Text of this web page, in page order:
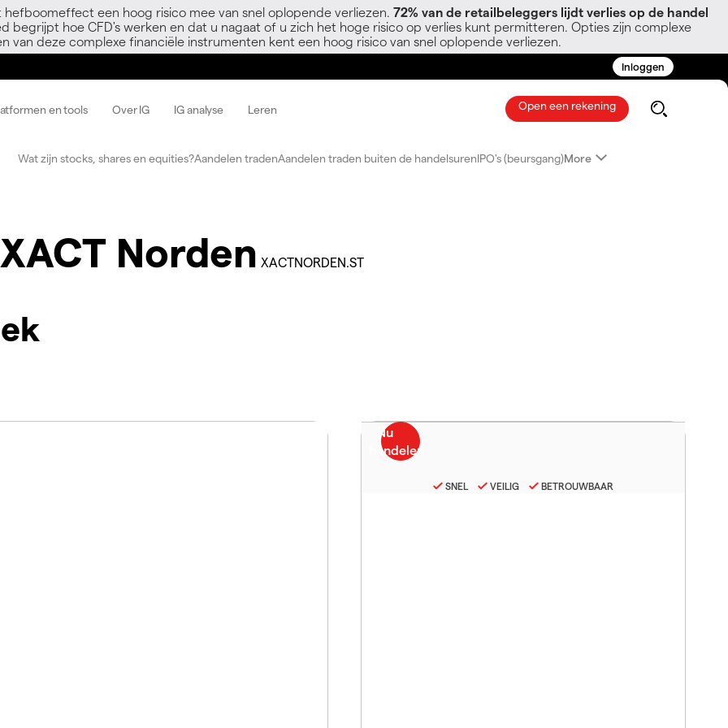
een hoog risico mee van snel oplopende verliezen. 72% van de retailbeleggers lijdt verlies op de handel
begrijpt hoe CFD's werken en dat u nagaat of u zich het hoge risico op verlies kunt permitteren. Opties zijn complexe
van deze complexe financiële instrumenten kent een hoog risico van snel oplopende verliezen.
Inloggen
en tools Over IG IG analyse Leren Open een rekening
Wat zijn stocks, shares en equities?Aandelen tradenAandelen traden buiten de handelsurenIPO's (beursgang)More
XACT Norden XACTNORDEN.ST
SNEL VEILIG BETROUWBAAR